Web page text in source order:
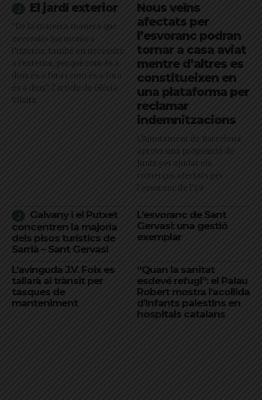
El jardí exterior
"De la mateixa manera que
necessito harmonia a
l’interior, també en necessito
a l’exterior, perquè com és a
dins és a fora i com és a fora
és a dins": l'article de Glòria
Vilalta
Nous veïns
afectats per
l’esvoranc podran
tornar a casa aviat
mentre d’altres es
constitueixen en
una plataforma per
reclamar
indemnitzacions
L’Ajuntament de Barcelona
aprova una proposició de
Junts per ajudar els
comerços afectats per
l'esvoranc de l'L9
Galvany i el Putxet
concentren la majoria
dels pisos turístics de
Sarrià – Sant Gervasi
L’esvoranc de Sant
Gervasi: una gestió
exemplar
L’avinguda J.V. Foix es
tallarà al trànsit per
tasques de
manteniment
“Quan la sanitat
esdevé refugi”: el Palau
Robert mostra l’acollida
d’infants palestins en
hospitals catalans